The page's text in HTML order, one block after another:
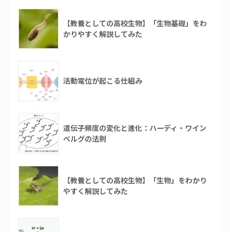
【教養としての高校生物】「生物基礎」をわ
かりやすく解説してみた
活動電位が起こる仕組み
遺伝子頻度の変化と進化：ハーディ・ワイン
ベルグの法則
【教養としての高校生物】「生物」をわかり
やすく解説してみた